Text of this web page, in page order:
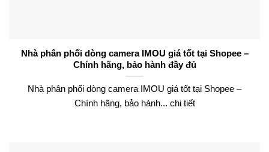
Nhà phân phối dòng camera IMOU giá tốt tại Shopee –
Chính hãng, bảo hành đầy đủ
Nhà phân phối dòng camera IMOU giá tốt tại Shopee –
Chính hãng, bảo hành... chi tiết